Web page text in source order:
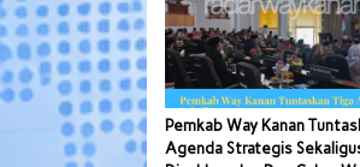
Pemkab Way Kanan
Agenda Strategis